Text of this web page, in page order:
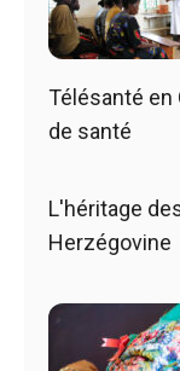
Télésanté en
de santé
L'héritage
Herzégovine